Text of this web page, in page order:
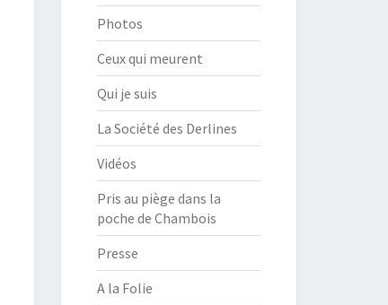
Photos
Ceux qui meurent
Qui je suis
La Société des Derlines
Vidéos
Pris au piège dans la
poche de Chambois
Presse
A la Folie